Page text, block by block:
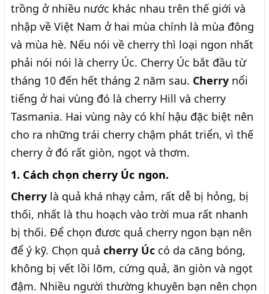
trồng ở nhiều nước khác nhau trên thế giới và
nhập về Việt Nam ở hai mùa chính là mùa đông
và mùa hè. Nếu nói về cherry thì loại ngon nhất
phải nói nói là cherry Úc. Cherry Úc bắt đầu từ
tháng 10 đến hết tháng 2 năm sau. Cherry nổi
tiếng ở hai vùng đó là cherry Hill và cherry
Tasmania. Hai vùng này có khí hậu đặc biệt nên
cho ra những trái cherry chậm phát triển, vì thế
cherry ở đó rất giòn, ngọt và thơm.
1. Cách chọn cherry Úc ngon.
Cherry là quả khá nhạy cảm, rất dễ bị hỏng, bị
thối, nhất là thu hoạch vào trời mua rất nhanh
bị thối. Để chọn đươc quả cherry ngon bạn nên
để ý kỹ. Chọn quả cherry Úc có da căng bóng,
không bị vết lồi lõm, cứng quả, ăn giòn và ngọt
đậm. Nhiều người thường khuyên bạn nên chọn